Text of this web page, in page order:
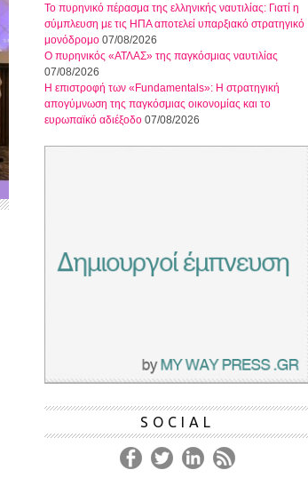
Το πυρηνικό πέρασμα της ελληνικής ναυτιλίας: Γιατί η
σύμπλευση με τις ΗΠΑ αποτελεί υπαρξιακό στρατηγικό
μονόδρομο 07/08/2026
Ο πυρηνικός «ΑΤΛΑΣ» της παγκόσμιας ναυτιλίας
07/08/2026
Η επιστροφή των «Fundamentals»: Η στρατηγική
απογύμνωση της παγκόσμιας οικονομίας και το
ευρωπαϊκό αδιέξοδο 07/08/2026
SOCIAL